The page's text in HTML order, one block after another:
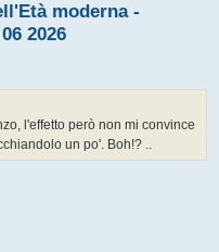
moderna -
2026
l'effetto però non mi convince
un po'. Boh!? ..